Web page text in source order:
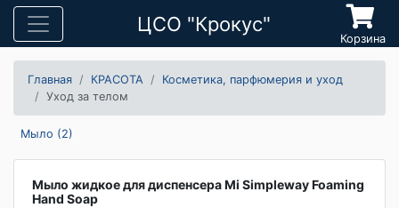
ЦСО "Крокус"
Корзина
Главная КРАСОТА
Косметика, парфюмерия и уход
Уход за телом
Мыло (2)
Мыло жидкое для диспенсера Mi Simpleway Foaming
Hand Soap